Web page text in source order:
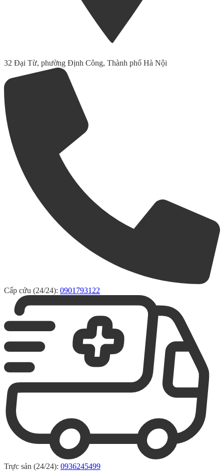
32 Đại Từ, phường Định Công, Thành phố Hà Nội
Cấp cứu (24/24): 0901793122
Trực sản (24/24): 0936245499